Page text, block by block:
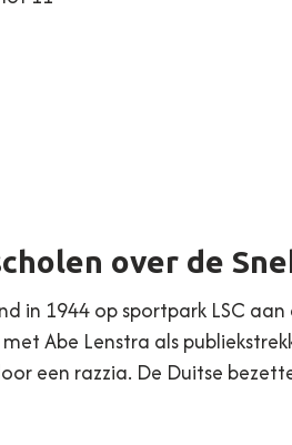
over de
in 1944 op sportpark LSC
Abe Lenstra als
een razzia. De Duitse